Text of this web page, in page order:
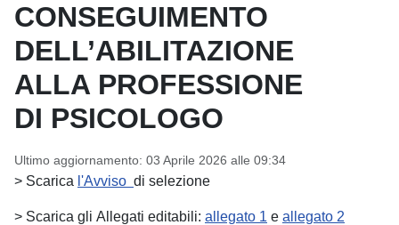
CONSEGUIMENTO
DELL’ABILITAZIONE
ALLA PROFESSIONE
DI PSICOLOGO
Ultimo aggiornamento: 03 Aprile 2026 alle 09:34
> Scarica l'Avviso di selezione
> Scarica gli Allegati editabili: allegato 1 e allegato 2